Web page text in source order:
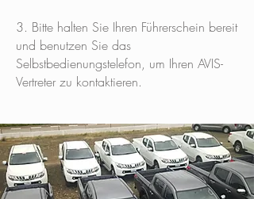
3. Bitte halten Sie Ihren Führerschein bereit
und benutzen Sie das
Selbstbedienungstelefon, um Ihren AVIS-
Vertreter zu kontaktieren.